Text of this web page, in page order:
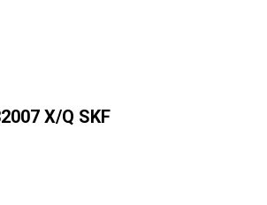
X/Q SKF